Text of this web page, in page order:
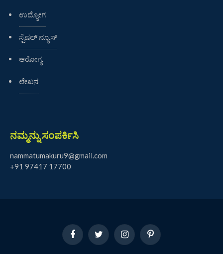
ಉದ್ಯೋಗ
ಸ್ಪೆಷಲ್ ನ್ಯೂಸ್
ಆರೋಗ್ಯ
ಲೇಖನ
ನಮ್ಮನ್ನು ಸಂಪರ್ಕಿಸಿ
nammatumakuru9@gmail.com
+91 97417 17700
FacebookTwitter InstagramPinterest